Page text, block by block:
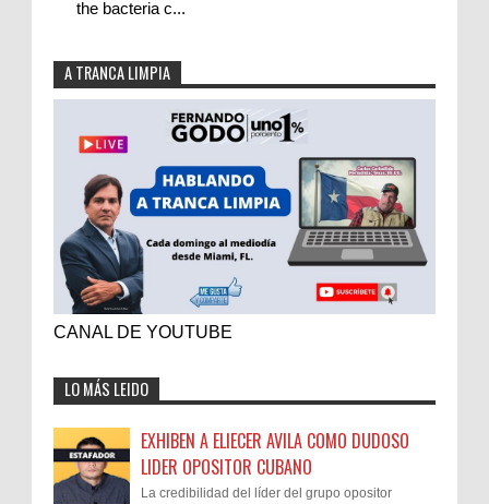
the bacteria c...
A TRANCA LIMPIA
CANAL DE YOUTUBE
LO MÁS LEIDO
EXHIBEN A ELIECER AVILA COMO DUDOSO
LIDER OPOSITOR CUBANO
La credibilidad del líder del grupo opositor